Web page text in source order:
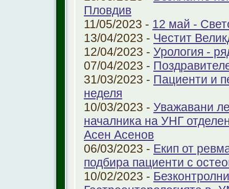
Пловдив
11/05/2023 - 12 май -
13/04/2023 - Честит
12/04/2023 - Урология -
07/04/2023 -
31/03/2023 - Пациенти и
неделя
10/03/2023 - Уважавани
началника на УНГ
Асен Асенов
06/03/2023 - Екип от
подбира пациенти с
10/02/2023 -